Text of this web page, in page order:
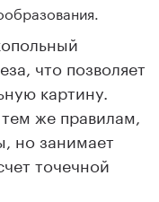
что позволяет
картину.
же правилам,
но занимает
точечной